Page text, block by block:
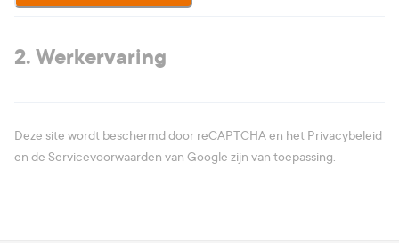
2. Werkervaring
Deze site wordt beschermd door reCAPTCHA en het Privacybeleid
en de Servicevoorwaarden van Google zijn van toepassing.